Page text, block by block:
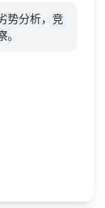
势分析，竞